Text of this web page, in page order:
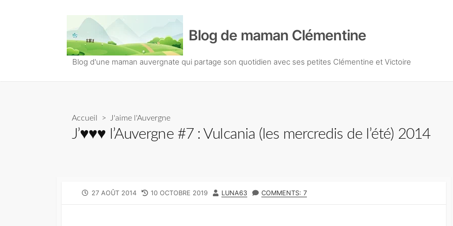
c
Blog de maman Clémentine
Blog d'une maman auvergnate qui partage son quotidien avec ses petites Clémentine et Victoire
Accueil > J'aime l'Auvergne
J’♥♥♥ l’Auvergne #7 : Vulcania (les mercredis de l’été) 2014
P
27 AOÛT 2014
L
10 OCTOBRE 2019
A
LUNA63 COMMENTS: 7